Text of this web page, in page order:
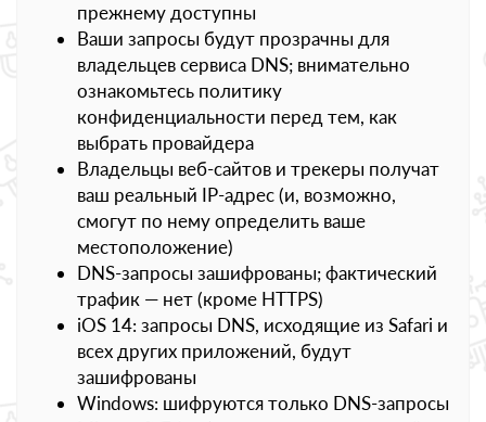
прежнему доступны
Ваши запросы будут прозрачны для
владельцев сервиса DNS; внимательно
ознакомьтесь политику
конфиденциальности перед тем, как
выбрать провайдера
Владельцы веб-сайтов и трекеры получат
ваш реальный IP-адрес (и, возможно,
смогут по нему определить ваше
местоположение)
DNS-запросы зашифрованы; фактический
трафик — нет (кроме HTTPS)
iOS 14: запросы DNS, исходящие из Safari и
всех других приложений, будут
зашифрованы
Windows: шифруются только DNS-запросы